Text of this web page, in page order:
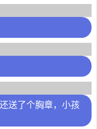
送了个胸章，小孩